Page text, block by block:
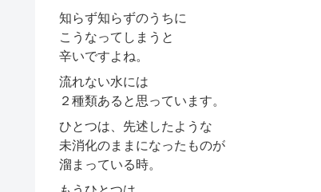
知らず知らずのうちに
こうなってしまうと
辛いですよね。
流れない水には
２種類あると思っています。
ひとつは、先述したような
未消化のままになったものが
溜まっている時。